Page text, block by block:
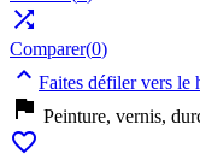

Comparer(0)
 Faites défiler vers le
 Peinture, vernis,
